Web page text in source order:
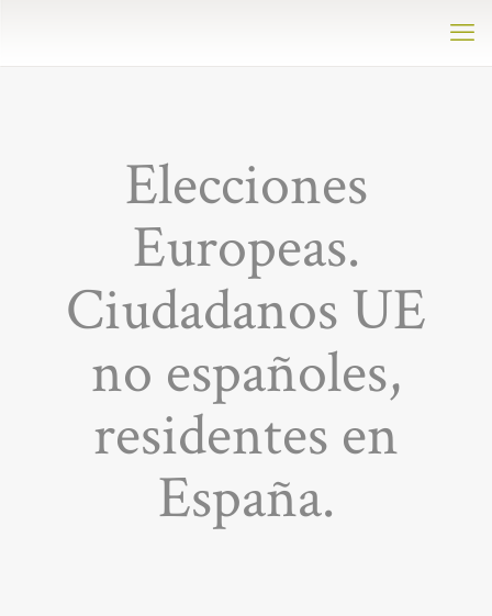
Elecciones
Europeas.
Ciudadanos UE
no españoles,
residentes en
España.